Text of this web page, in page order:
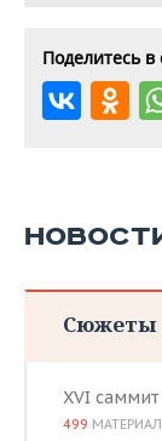
Поделитесь в
Сюжеты
XVI
499